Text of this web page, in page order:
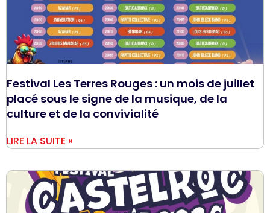
Festival Les Terres Rouges : un mois de juillet
placé sous le signe de la musique, de la
culture et de la convivialité
LIRE LA SUITE »